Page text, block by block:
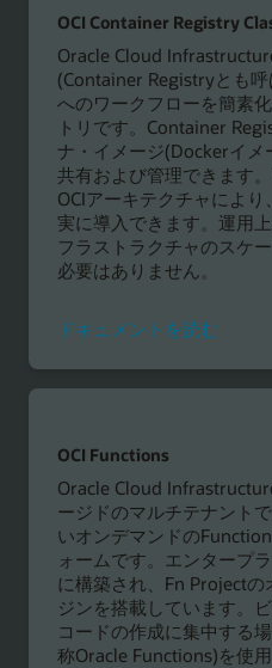
ト
を
読
む
OCI Container Registry
Oracle Cloud
(Container Registryとも
へのワークフローを簡素
トリです。Container
ナ・イメージ(Dockerイメ
共有および管理できます
OCIアーキテクチャによ
実に導入できます。運用
フラストラクチャのスケ
必要はありません。
ドキュメントを読むド
ュ
読
む
OCI Functions
Oracle Cloud
ージドのマルチテナント
いオンデマンドの
ォームです。エンタープ
に構築され、Fn Project
ジンを搭載しています。
コードの作成に集中する
称Oracle Functions)を使用